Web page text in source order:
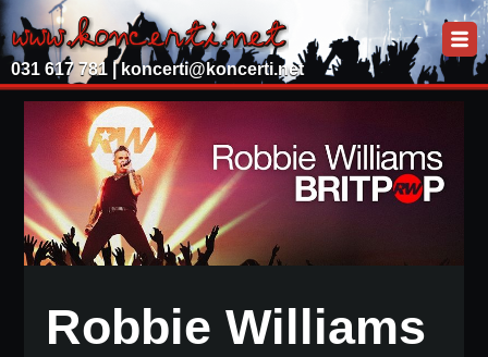
031 617 781 | koncerti@koncerti.net
Robbie Williams